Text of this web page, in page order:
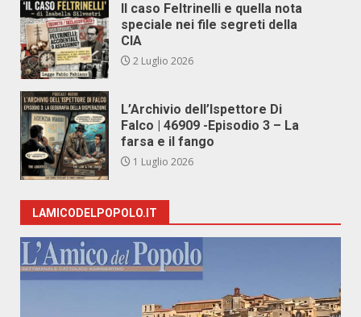
Il caso Feltrinelli e quella nota
speciale nei file segreti della
CIA
2 Luglio 2026
L’Archivio dell’Ispettore Di
Falco | 46909 -Episodio 3 – La
farsa e il fango
1 Luglio 2026
LAMICODELPOPOLO.IT